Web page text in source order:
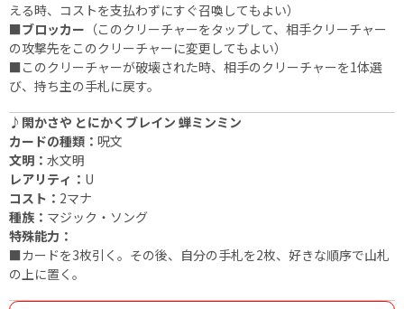
える時、コストを支払わずにすぐ召喚してもよい）
■ブロッカー （このクリーチャーをタップして、相手クリーチャー
の攻撃先をこのクリーチャーに変更してもよい）
■このクリーチャーが破壊された時、相手のクリーチャーを1体選
び、持ち主の手札に戻す。
♪閑かさや とにかくブレイン 蝉ミンミン
カードの種類： 呪文
文明： 水文明
レアリティ： U
コスト： 2マナ
種族： マジック・ソング
特殊能力：
■カードを3枚引く。その後、自分の手札を2枚、好きな順序で山札
の上に置く。